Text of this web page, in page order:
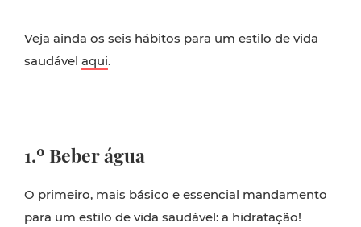
Veja ainda os seis hábitos para um estilo de vida
saudável aqui.
1.º Beber água
O primeiro, mais básico e essencial mandamento
para um estilo de vida saudável: a hidratação!